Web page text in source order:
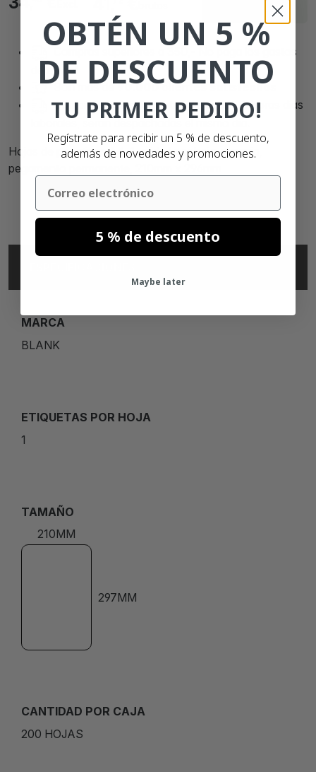
Compras superiores a 350,- No paga los gastos
de envío!
Son mas de90.000 clientes satisfechos
Compras realizadas antes de las 21:00 horas días
Hojas de pegatinas A4, 1 unidad por hoja, naranja,
pegamento permanente, 210mm x 296mm
MARCA
BLANK
ETIQUETAS POR HOJA
1
TAMAÑO
210MM
297MM
CANTIDAD POR CAJA
200 HOJAS
OBTÉN UN 5 %
DE DESCUENTO
TU PRIMER PEDIDO!
Regístrate para recibir un 5 % de descuento,
además de novedades y promociones.
Email
5 % de descuento
Maybe later